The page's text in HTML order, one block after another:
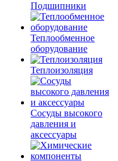
Подшипники
Теплообменное
оборудование
Теплоизоляция
Сосуды высокого
давления и
аксессуары